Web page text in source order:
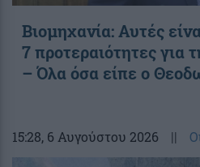
Βιομηχανία: Αυτές
7 προτεραιότητες για
– Όλα όσα είπε ο
15:28, 6 Αυγούστου 2026 ||